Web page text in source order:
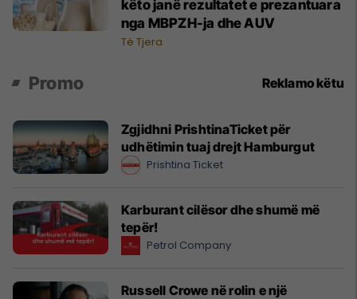
këto janë rezultatet e prezantuara
nga MBPZH-ja dhe AUV
Të Tjera
Promo Reklamo këtu
Zgjidhni PrishtinaTicket për
udhëtimin tuaj drejt Hamburgut
Prishtina Ticket
Karburant cilësor dhe shumë më
tepër!
Petrol Company
Russell Crowe në rolin e një